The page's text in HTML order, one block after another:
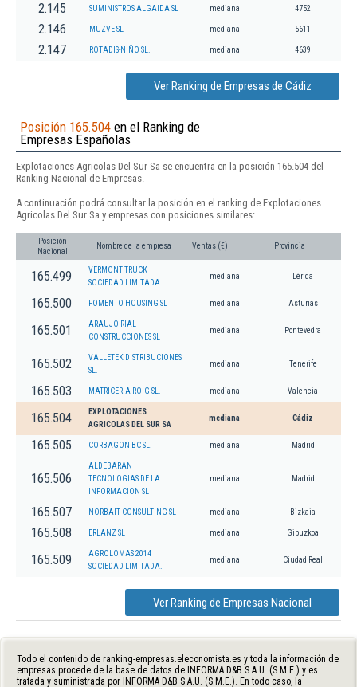
2.145 SUMINISTROS ALGAIDA SL mediana 4752
2.146 MUZVE SL mediana 5611
2.147 ROTADIS-NIÑO SL. mediana 4639
Ver Ranking de Empresas de Cádiz
Posición 165.504 en el Ranking de
Empresas Españolas
Explotaciones Agricolas Del Sur Sa se encuentra en la posición 165.504 del
Ranking Nacional de Empresas.
A continuación podrá consultar la posición en el ranking de Explotaciones
Agricolas Del Sur Sa y empresas con posiciones similares:
Posición
Nacional
Nombre de la empresa Ventas (€) Provincia
165.499
VERMONT TRUCK
SOCIEDAD LIMITADA.
mediana Lérida
165.500 FOMENTO HOUSING SL mediana Asturias
165.501
ARAUJO-RIAL-
CONSTRUCCIONES SL
mediana Pontevedra
165.502
VALLETEK DISTRIBUCIONES
SL.
mediana Tenerife
165.503 MATRICERIA ROIG SL. mediana Valencia
165.504
EXPLOTACIONES
AGRICOLAS DEL SUR SA
mediana Cádiz
165.505 CORBAGON BC SL. mediana Madrid
165.506
ALDEBARAN
TECNOLOGIAS DE LA
INFORMACION SL
mediana Madrid
165.507 NORBAIT CONSULTING SL mediana Bizkaia
165.508 ERLANZ SL mediana Gipuzkoa
165.509
AGROLOMAS 2014
SOCIEDAD LIMITADA.
mediana Ciudad Real
Ver Ranking de Empresas Nacional
Todo el contenido de ranking-empresas.eleconomista.es y toda la información de
empresas procede de la base de datos de INFORMA D&B S.A.U. (S.M.E.) y es
tratada y suministrada por INFORMA D&B S.A.U. (S.M.E.). En todo caso, la